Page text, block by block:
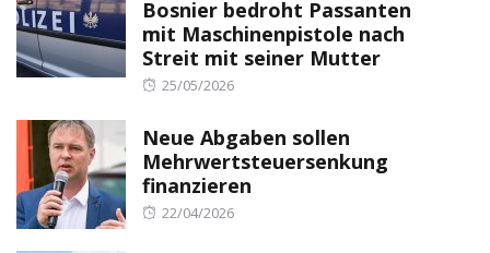
Bosnier bedroht Passanten
mit Maschinenpistole nach
Streit mit seiner Mutter
Posted
25/05/2026
Neue Abgaben sollen
Mehrwertsteuersenkung
finanzieren
Posted
22/04/2026